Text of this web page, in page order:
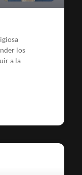
los
a la